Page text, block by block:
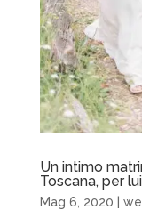
Un intimo
Toscana, per
Mag 6, 2020 |